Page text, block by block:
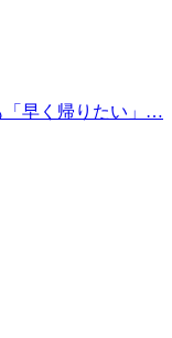
「早く帰りたい」…